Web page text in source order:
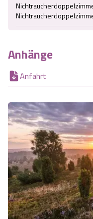
Anhänge
Anfahrt